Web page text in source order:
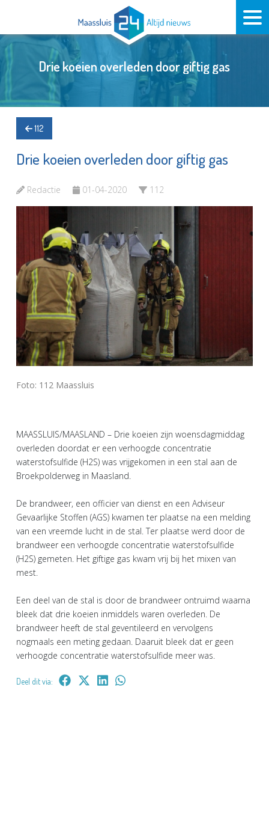
Drie koeien overleden door giftig gas
112
Drie koeien overleden door giftig gas
Redactie 01-04-2020 112
Foto: 112 Maassluis
MAASSLUIS/MAASLAND – Drie koeien zijn woensdagmiddag
overleden doordat er een verhoogde concentratie
waterstofsulfide (H2S) was vrijgekomen in een stal aan de
Broekpolderweg in Maasland.
De brandweer, een officier van dienst en een Adviseur
Gevaarlijke Stoffen (AGS) kwamen ter plaatse na een melding
van een vreemde lucht in de stal. Ter plaatse werd door de
brandweer een verhoogde concentratie waterstofsulfide
(H2S) gemeten. Het giftige gas kwam vrij bij het mixen van
mest.
Een deel van de stal is door de brandweer ontruimd waarna
bleek dat drie koeien inmiddels waren overleden. De
brandweer heeft de stal geventileerd en vervolgens
nogmaals een meting gedaan. Daaruit bleek dat er geen
verhoogde concentratie waterstofsulfide meer was.
Deel dit via: